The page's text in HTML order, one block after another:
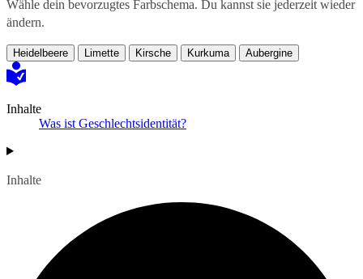
Wähle dein bevorzugtes Farbschema. Du kannst sie jederzeit wieder
ändern.
Heidelbeere Limette Kirsche Kurkuma Aubergine
Inhalte
Was ist Geschlechtsidentität?
Inhalte